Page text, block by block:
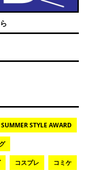
SUMMER STYLE AWARD
コスプレ コミケ